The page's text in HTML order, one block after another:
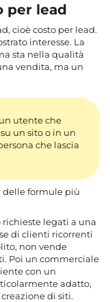
per lead
cioè costo per lead.
interesse. La
sta nella qualità
vendita, ma un
un utente che
un sito o in un
che lascia
delle formule più
richieste legati a una
di clienti ricorrenti
non vende
Poi un commerciale
con un
adatto,
di siti.